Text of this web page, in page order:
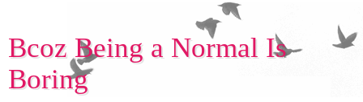
Bcoz Being a Normal Is
Boring